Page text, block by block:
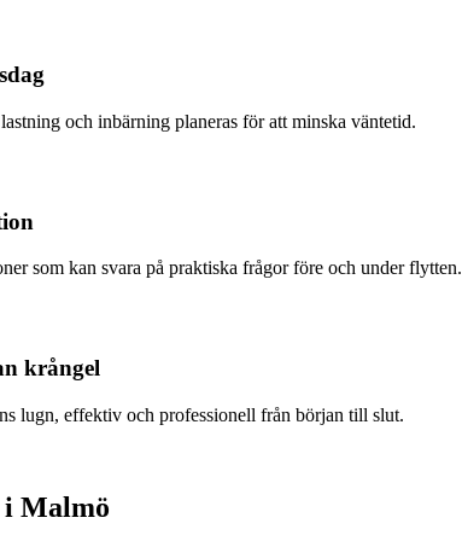
och inbärning planeras för att minska väntetid.
som kan svara på praktiska frågor före och under flytten.
krångel
lugn, effektiv och professionell från början till slut.
Malmö